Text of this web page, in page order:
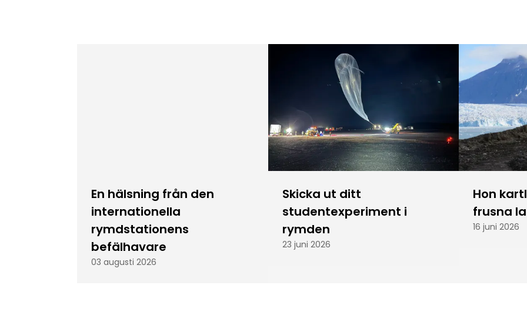
En hälsning från den
internationella
rymdstationens
befälhavare
03 augusti 2026
Skicka ut ditt
studentexperiment i
rymden
23 juni 2026
Hon
frusna
16 juni 2026